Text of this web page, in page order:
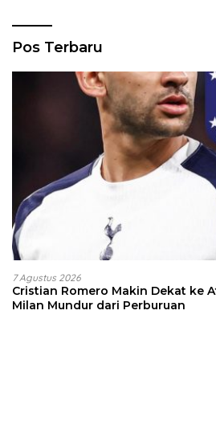
Pos Terbaru
7 Agustus 2026
Cristian Romero Makin Dekat ke
Milan Mundur dari Perburuan